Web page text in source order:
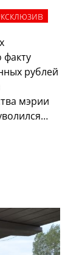
факту
рублей
мэрии